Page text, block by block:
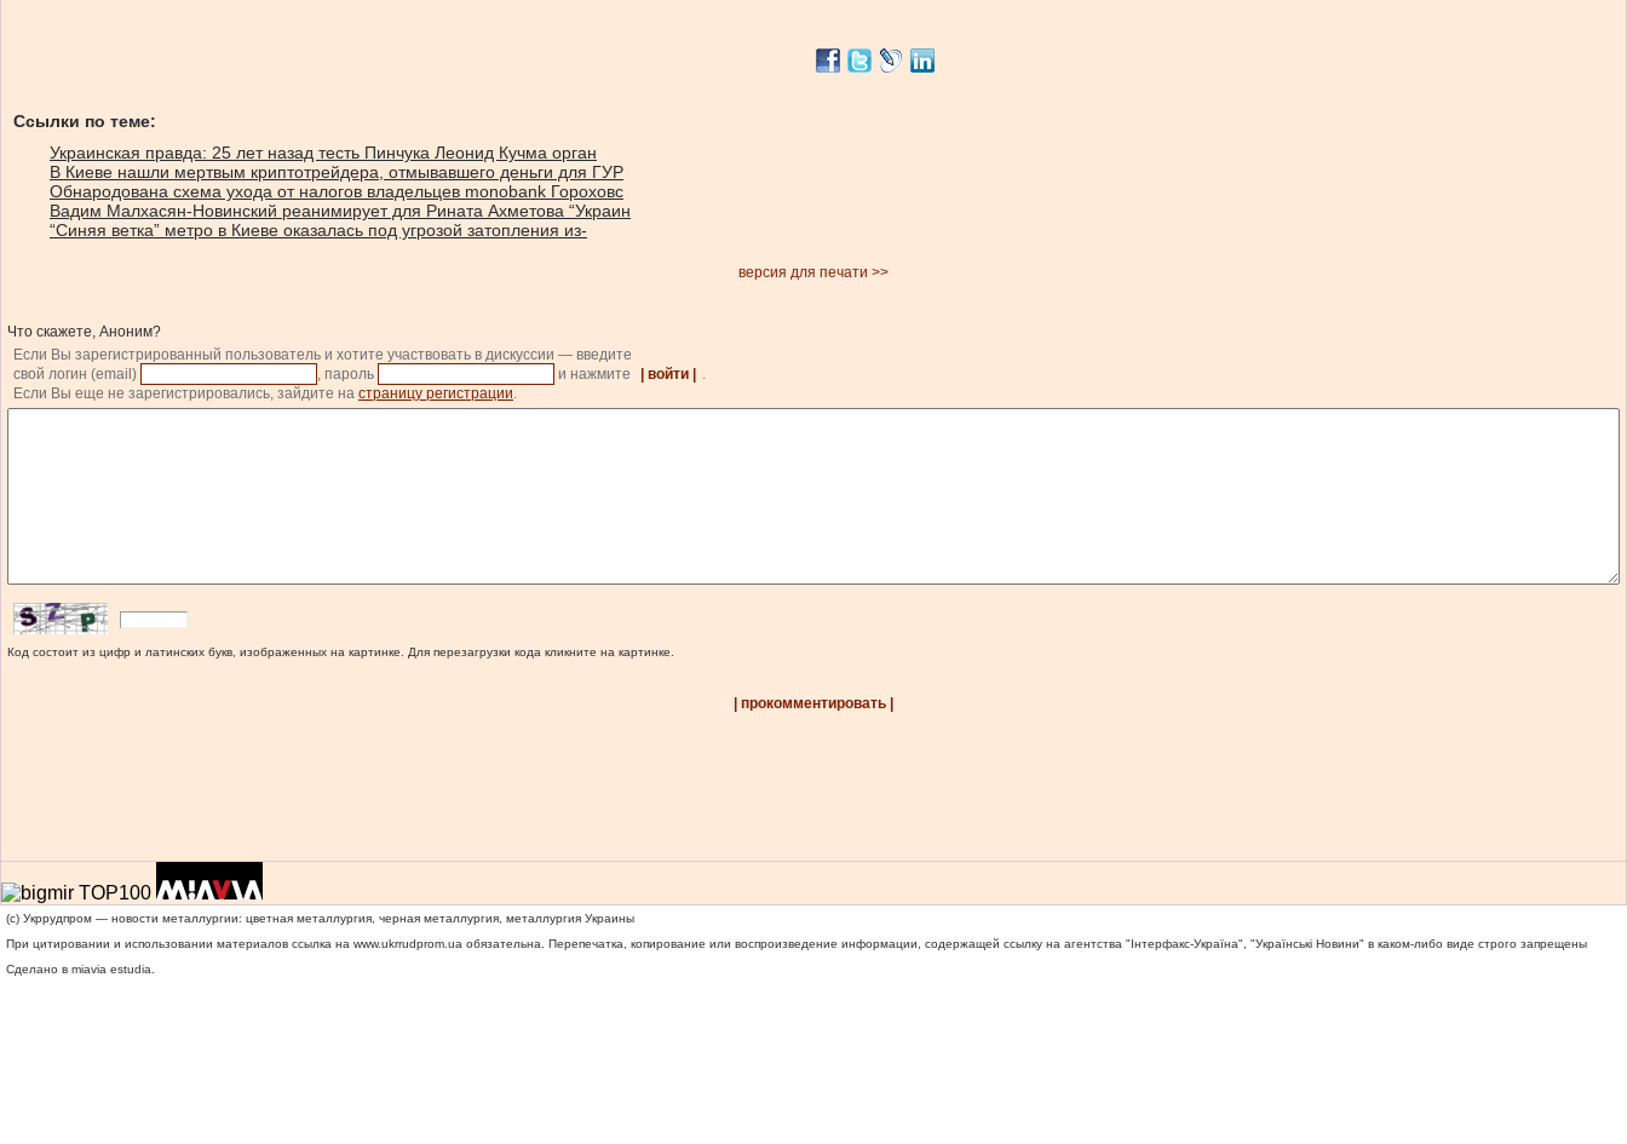
Ссылки по теме:
Украинская правда: 25 лет назад тесть Пинчука Леонид Кучма орган
В Киеве нашли мертвым криптотрейдера, отмывавшего деньги для ГУР
Обнародована схема ухода от налогов владельцев monobank Гороховс
Вадим Малхасян-Новинский реанимирует для Рината Ахметова “Украин
“Синяя ветка” метро в Киеве оказалась под угрозой затопления из-
версия для печати >>
Что скажете, Аноним?
Если Вы зарегистрированный пользователь и хотите участвовать в дискуссии — введите
свой логин (email)
, пароль и нажмите | войти |
.
Если Вы еще не зарегистрировались, зайдите на страницу регистрации.
Код состоит из цифр и латинских букв, изображенных на картинке. Для перезагрузки кода кликните на картинке.
| прокомментировать |
(c) Укррудпром — новости металлургии: цветная металлургия, черная металлургия, металлургия Украины
При цитировании и использовании материалов ссылка на www.ukrrudprom.ua обязательна. Перепечатка, копирование или воспроизведение информации, содержащей ссылку на агентства "Iнтерфакс-Україна", "Українськi Новини" в каком-либо виде строго запрещены
Сделано в miavia estudia.